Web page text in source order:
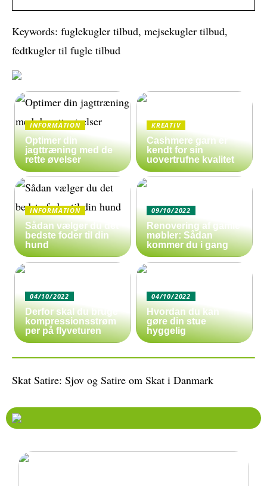
Keywords: fuglekugler tilbud, mejsekugler tilbud,
fedtkugler til fugle tilbud
INFORMATION
Optimer din
jagttræning med de
rette øvelser
KREATIV
Cashmere garn er
kendt for sin
uovertrufne kvalitet
INFORMATION
Sådan vælger du det
bedste foder til din
hund
09/10/2022
Renovering af gamle
møbler: Sådan
kommer du i gang
04/10/2022
Derfor skal du bruge
kompressionsstrøm
per på flyveturen
04/10/2022
Hvordan du kan
gøre din stue
hyggelig
Skat Satire: Sjov og Satire om Skat i Danmark